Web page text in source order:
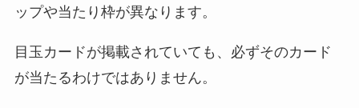
ップや当たり枠が異なります。
目玉カードが掲載されていても、必ずそのカード
が当たるわけではありません。